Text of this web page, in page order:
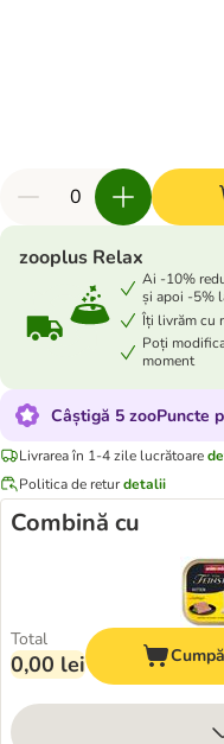
zooplus Relax
Ai -10%
și apoi -5%
Îți livrăm cu
Poți
moment
Câștigă 5 zooPuncte
Livrarea în 1-4 zile lucrătoare
Politica de returdetalii
Combină cu
Total
0,00 lei